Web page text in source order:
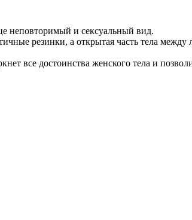
неповторимый и сексуальный вид.
резинки, а открытая часть тела между
все достоинства женского тела и